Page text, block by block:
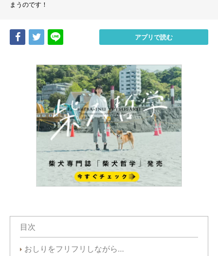
まうのです！
Share Tweet アプリで読む
目次
おしりをフリフリしながら…